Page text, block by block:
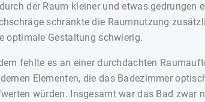
der Raum kleiner und etwas gedrungen
schränkte die Raumnutzung
optimale Gestaltung schwierig.
fehlte es an einer durchdachten
Elementen, die das Badezimmer
würden. Insgesamt war das Bad zwar